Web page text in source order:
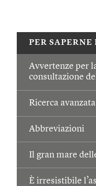
PER SAPERNE
Avvertenze per
consultazione
Ricerca avanzata
Abbreviazioni
Il gran mare
È irresistibile